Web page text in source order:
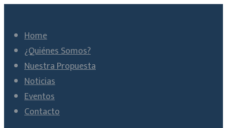
Home
¿Quiénes Somos?
Nuestra Propuesta
Noticias
Eventos
Contacto